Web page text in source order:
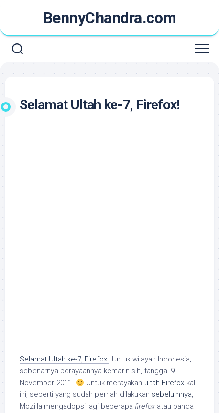
content
BennyChandra.com
Selamat Ultah ke-7, Firefox!
Selamat Ultah ke-7, Firefox!: Untuk wilayah Indonesia,
sebenarnya perayaannya kemarin sih, tanggal 9
November 2011.
Untuk merayakan ultah Firefox kali
ini, seperti yang sudah pernah dilakukan sebelumnya,
Mozilla mengadopsi lagi beberapa firefox atau panda